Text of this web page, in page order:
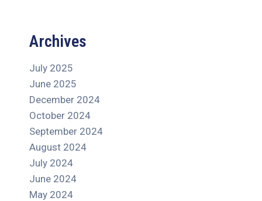
Archives
July 2025
June 2025
December 2024
October 2024
September 2024
August 2024
July 2024
June 2024
May 2024